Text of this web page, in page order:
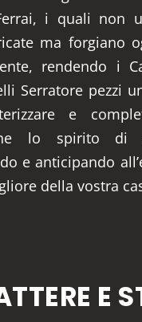
i quali non
ma forgiano
rendendo i
Serratore pezzi
e
lo spirito di
e anticipando
della vostra
E